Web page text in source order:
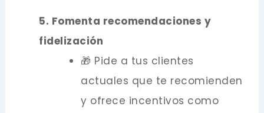
5. Fomenta recomendaciones y
fidelización
🎁 Pide a tus clientes
actuales que te recomienden
y ofrece incentivos como